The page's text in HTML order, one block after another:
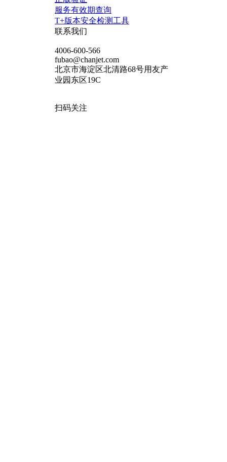
服务有效期查询
T+版本安全检测工具
联系我们
4006-600-566
fubao@chanjet.com
北京市海淀区北清路68号用友产
业园东区19C
扫码关注